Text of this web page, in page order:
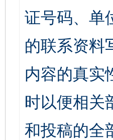
证号码、单
的联系资料
内容的真实
时以便相关
和投稿的全